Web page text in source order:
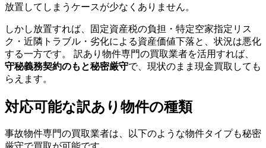
放置してしまうケースが少なくありません。
しかし放置すれば、固定資産税の負担・特定空家指定リス
ク・近隣トラブル・劣化による資産価値下落と、状況は悪化
する一方です。 訳あり物件専門の買取業者を活用すれば、
守秘義務契約のもと秘密厳守で、現状のまま現金買取しても
らえます。
対応可能な訳あり物件の種類
事故物件専門の買取業者は、以下のような物件タイプも秘密